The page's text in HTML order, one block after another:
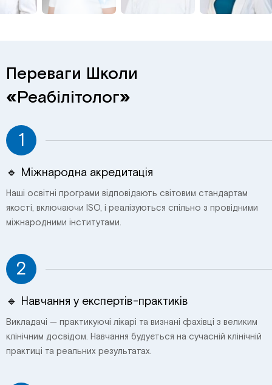
Переваги Школи
«Реабілітолог»
1
🔹 Міжнародна акредитація
Наші освітні програми відповідають світовим стандартам
якості, включаючи ISO, і реалізуються спільно з провідними
міжнародними інститутами.
2
🔹 Навчання у експертів-практиків
Викладачі — практикуючі лікарі та визнані фахівці з великим
клінічним досвідом. Навчання будується на сучасній клінічній
практиці та реальних результатах.